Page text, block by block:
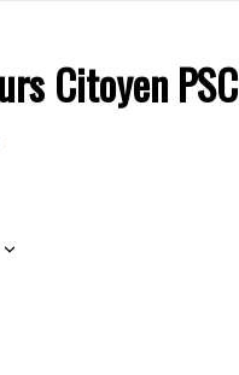
Citoyen PSC